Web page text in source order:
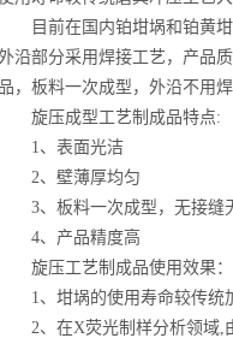
目前在国内铂坩埚和铂黄坩
沿部分采用焊接工艺，产品
品，板料一次成型，外沿不用
旋压成型工艺制成品特点:
1、表面光洁
2、壁薄厚均匀
3、板料一次成型，无接缝
4、产品精度高
旋压工艺制成品使用效果：
1、坩埚的使用寿命较传统加
2、在X荧光制样分析领域,由